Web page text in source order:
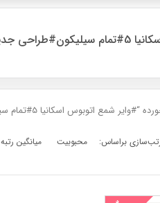
جدید#
اسکانیا 5#تمام سیلیکون#طراحی جدید#”
براساس: محبوبیت میانگین رتبه